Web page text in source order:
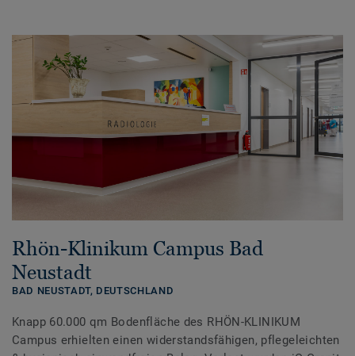
Rhön-Klinikum Campus Bad
Neustadt
BAD NEUSTADT, DEUTSCHLAND
Knapp 60.000 qm Bodenfläche des RHÖN-KLINIKUM
Campus erhielten einen widerstandsfähigen, pflegeleichten